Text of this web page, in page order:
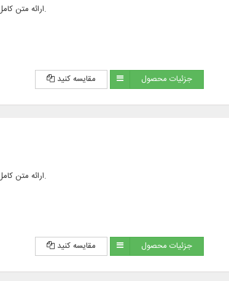
ارائه متن کامل 428 عنوان کتاب در 1651 جلد از منابع مرجع در علوم اسلامی.
مقایسه کنید جزئیات محصول
ارائه متن کامل 428 عنوان کتاب در 1651 جلد از منابع مرجع در علوم اسلامی.
مقایسه کنید جزئیات محصول